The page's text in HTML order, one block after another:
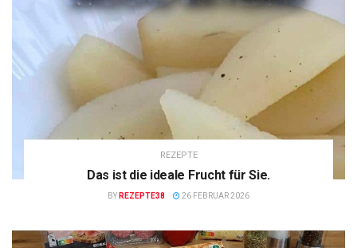
REZEPTE
Das ist die ideale Frucht für Sie.
BY REZEPTE38 26 FEBRUAR 2026